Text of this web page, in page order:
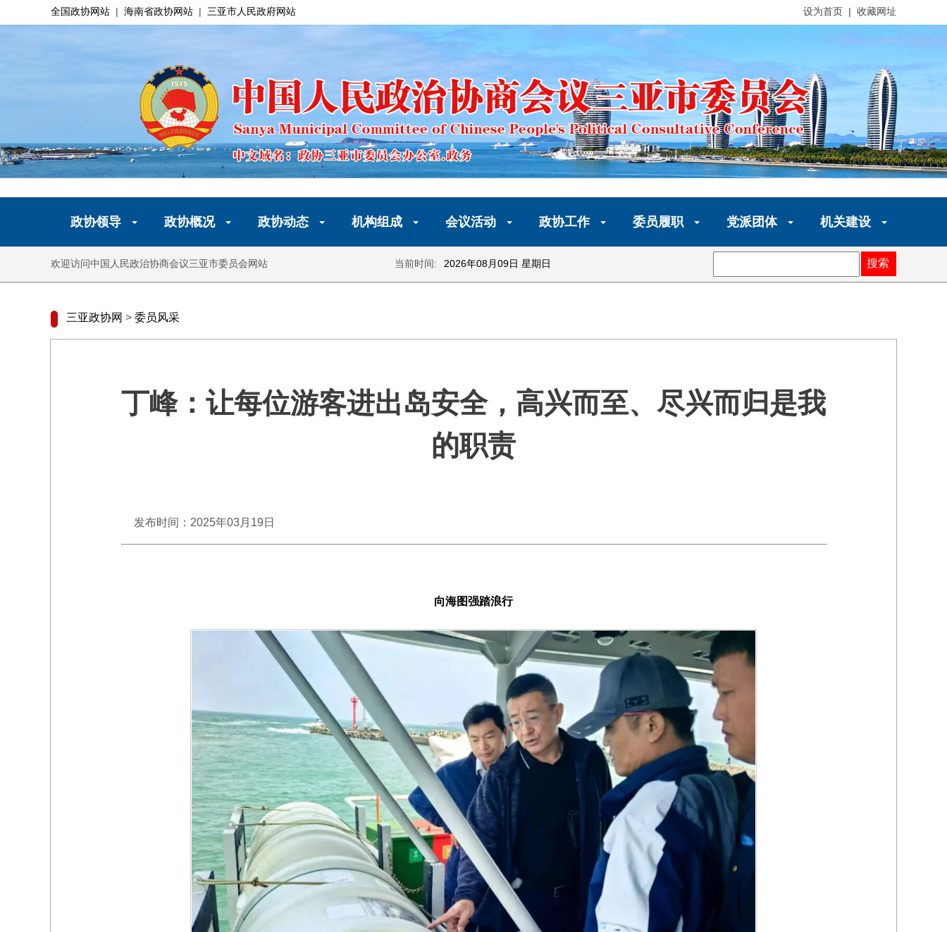
全国政协网站 | 海南省政协网站 | 三亚市人民政府网站 设为首页 | 收藏网址
政协领导 政协概况 政协动态 机构组成 会议活动 政协工作 委员履职 党派团体 机关建设
欢迎访问中国人民政治协商会议三亚市委员会网站 当前时间: 2026年08月09日 星期日 搜索
三亚政协网 > 委员风采
丁峰：让每位游客进出岛安全，高兴而至、尽兴而归是我
的职责
发布时间：2025年03月19日
向海图强踏浪行